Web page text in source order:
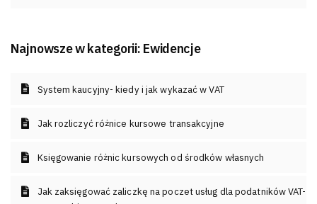
Najnowsze w kategorii: Ewidencje
System kaucyjny- kiedy i jak wykazać w VAT
Jak rozliczyć różnice kursowe transakcyjne
Księgowanie różnic kursowych od środków własnych
Jak zaksięgować zaliczkę na poczet usług dla podatników VAT-